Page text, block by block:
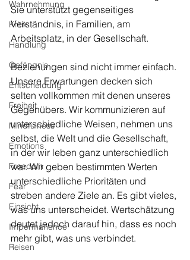
Wahrnehmung
Kritik
Handlung
Gefängnis
Entscheidung
Freiheit
Mindfulness
Emotions
Freedom
Fear
Einsicht
Impermanence
Reisen
Sie unterstützt gegenseitiges
Verständnis, in Familien, am
Arbeitsplatz, in der Gesellschaft.
Beziehungen sind nicht immer einfach.
Unsere Erwartungen decken sich
selten vollkommen mit denen unseres
Gegenübers. Wir kommunizieren auf
unterschiedliche Weisen, nehmen uns
selbst, die Welt und die Gesellschaft,
in der wir leben ganz unterschiedlich
war. Wir geben bestimmten Werten
unterschiedliche Prioritäten und
streben andere Ziele an. Es gibt vieles,
was uns unterscheidet. Wertschätzung
deutet jedoch darauf hin, dass es noch
mehr gibt, was uns verbindet.